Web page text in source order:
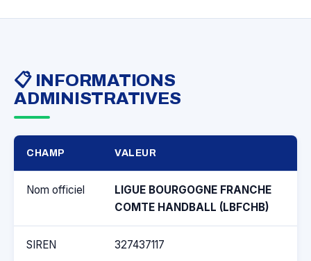
📋 INFORMATIONS
ADMINISTRATIVES
CHAMP VALEUR
Nom officiel
LIGUE BOURGOGNE FRANCHE
COMTE HANDBALL (LBFCHB)
SIREN 327437117